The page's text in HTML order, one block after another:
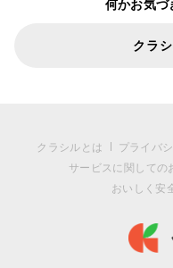
何かお気づ
クラ
クラシルとは プライバ
サービスに関しての
おいしく安